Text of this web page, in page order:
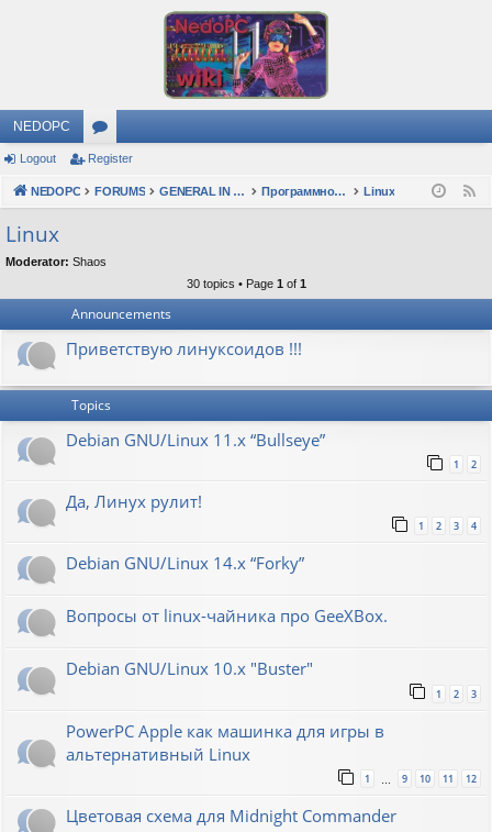
NEDOPC
or
u
s
Logout Register
NEDOPC FORUMS GENERAL IN RUSSIAN Программное обеспечение Linux
Linux
Moderator: Shaos
30 topics • Page 1 of 1
Announcements
Приветствую линуксоидов !!!
Topics
Debian GNU/Linux 11.x “Bullseye”
1 2
Да, Линух рулит!
1 2 3 4
Debian GNU/Linux 14.x “Forky”
Вопросы от linux-чайника про GeeXBox.
Debian GNU/Linux 10.x "Buster"
1 2 3
PowerPC Apple как машинка для игры в
альтернативный Linux
1 9 10 11 12
Цветовая схема для Midnight Commander